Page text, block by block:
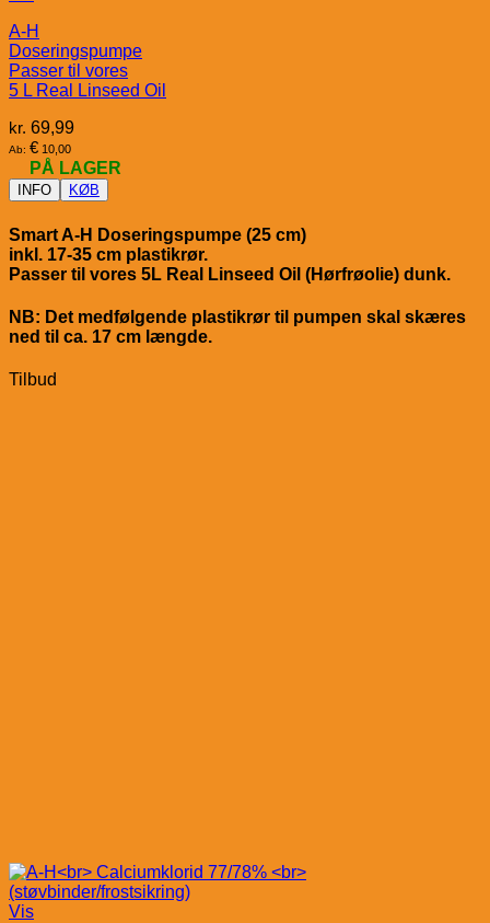
A-H
Doseringspumpe
Passer til vores
5 L Real Linseed Oil
kr. 69,99
Ab: € 10,00
PÅ LAGER
INFO KØB
Smart A-H Doseringspumpe (25 cm)
inkl. 17-35 cm plastikrør.
Passer til vores 5L Real Linseed Oil (Hørfrøolie) dunk.
NB: Det medfølgende plastikrør til pumpen skal skæres
ned til ca. 17 cm længde.
Tilbud
Vis